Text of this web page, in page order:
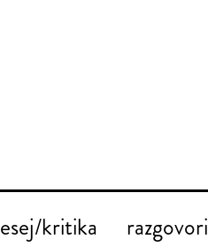
esej/kritika razgovori